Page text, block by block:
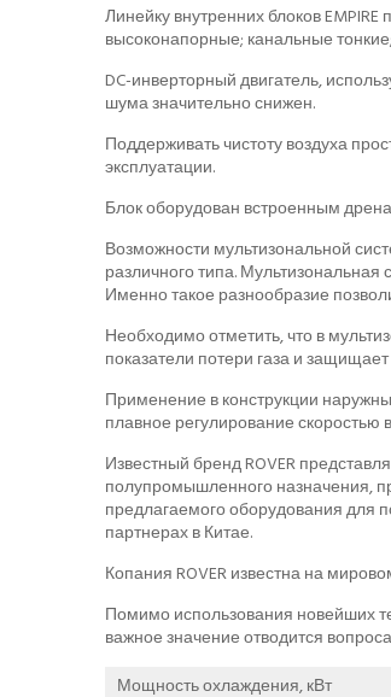
Линейку внутренних блоков
высоконапорные; канальные
DC-инверторный двигатель,
шума значительно снижен.
Поддерживать чистоту воздуха
эксплуатации.
Блок оборудован встроенным
Возможности мультизональной
различного типа.
Именно такое разнообразие
Необходимо отметить, что в
показатели потери газа и
Применение в конструкции
плавное регулирование
Известный бренд ROVER
полупромышленного назначения,
предлагаемого оборудования для
партнерах в Китае.
Копания ROVER известна на
Помимо использования новейших
важное значение отводится
Мощность охлаждения, кВт